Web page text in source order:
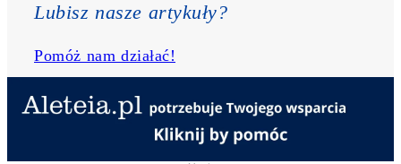
Lubisz nasze artykuły?
Pomóż nam działać!